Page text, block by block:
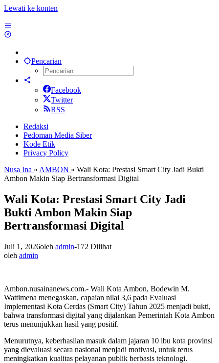
Lewati ke konten
Pencarian
Facebook
Twitter
RSS
Redaksi
Pedoman Media Siber
Kode Etik
Privacy Policy
Nusa Ina » AMBON » Wali Kota: Prestasi Smart City Jadi Bukti
Ambon Makin Siap Bertransformasi Digital
Wali Kota: Prestasi Smart City Jadi
Bukti Ambon Makin Siap
Bertransformasi Digital
Juli 1, 2026oleh admin-172 Dilihat
oleh admin
Ambon.nusainanews.com.- Wali Kota Ambon, Bodewin M.
Wattimena menegaskan, capaian nilai 3,6 pada Evaluasi
Implementasi Kota Cerdas (Smart City) Tahun 2025 menjadi bukti,
bahwa transformasi digital yang dijalankan Pemerintah Kota Ambon
terus menunjukkan hasil yang positif.
Menurutnya, keberhasilan masuk dalam jajaran 10 ibu kota provinsi
yang dievaluasi secara nasional menjadi motivasi, untuk terus
meningkatkan kualitas pelayanan publik berbasis teknologi.